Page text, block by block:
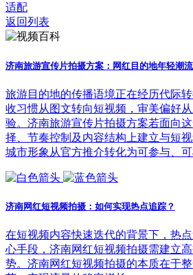
适配
返回列表
济南旅游宣传片拍摄方案：网红目的地年轻潮
旅游目的地的传播语境正在经历代际
收习惯从图文转向短视频，审美偏好
验。济南旅游宣传片拍摄方案若面向
择、节奏控制及内容结构上建立与短
城市形象从官方推介转化为可参与、可
济南网红短视频拍摄：如何实现热点追踪？
在短视频内容快速迭代的背景下，热
心手段，济南网红短视频拍摄需建立
势。济南网红短视频拍摄的本质在于